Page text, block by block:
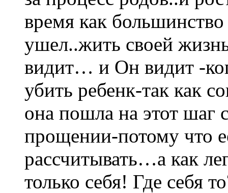
время как
ушел..жить своей
видит… и Он видит -
убить ребенк-так как
она пошла на этот шаг
прощении-потому что
рассчитывать…а как
только себя! Где себя